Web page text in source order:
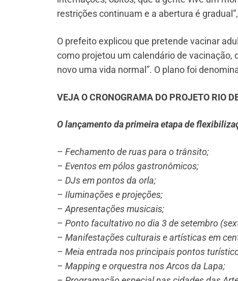
restrições continuam e a abertura é
O prefeito explicou que pretende vacinar
como projetou um calendário de vacinação,
novo uma vida normal”. O plano foi
VEJA O CRONOGRAMA DO PROJETO RIO
O lançamento da primeira etapa de
– Fechamento de ruas para o trânsito;
– Eventos em pólos gastronômicos;
– DJs em pontos da orla;
– Iluminações e projeções;
– Apresentações musicais;
– Ponto facultativo no dia 3 de setembro
– Manifestações culturais e artísticas em
– Meia entrada nos principais pontos
– Mapping e orquestra nos Arcos da Lapa;